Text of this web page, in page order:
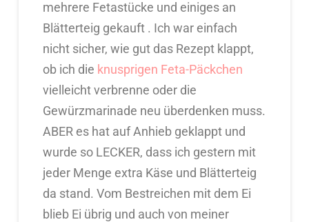
mehrere Fetastücke und einiges an
Blätterteig gekauft . Ich war einfach
nicht sicher, wie gut das Rezept klappt,
ob ich die knusprigen Feta-Päckchen
vielleicht verbrenne oder die
Gewürzmarinade neu überdenken muss.
ABER es hat auf Anhieb geklappt und
wurde so LECKER, dass ich gestern mit
jeder Menge extra Käse und Blätterteig
da stand. Vom Bestreichen mit dem Ei
blieb Ei übrig und auch von meiner